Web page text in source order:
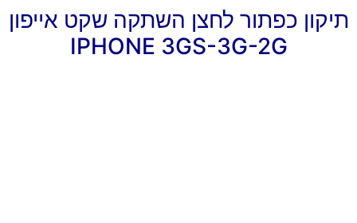
תיקון כפתור לחצן השתקה שקט אייפון
IPHONE 3GS-3G-2G